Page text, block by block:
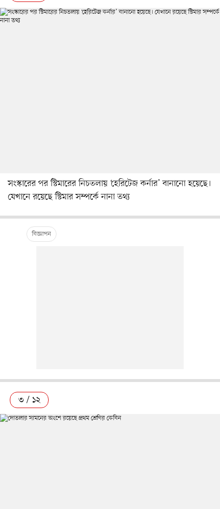
সংস্কারের পর স্টিমারের নিচতলায় ‘হেরিটেজ কর্নার’ বানানো হয়েছে।
যেখানে রয়েছে স্টিমার সম্পর্কে নানা তথ্য
৩ / ১২